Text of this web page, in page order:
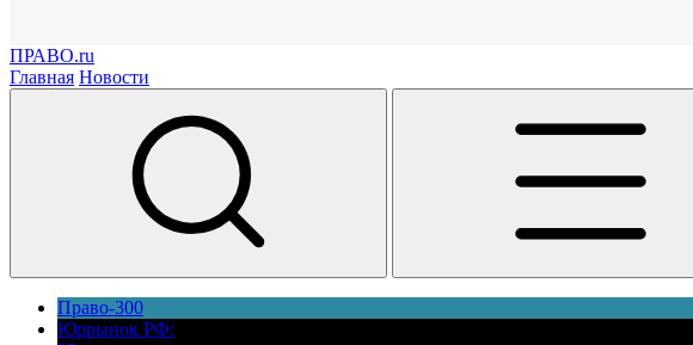
ПРАВО.ru
Главная Новости
Право-300
Юррынок РФ: